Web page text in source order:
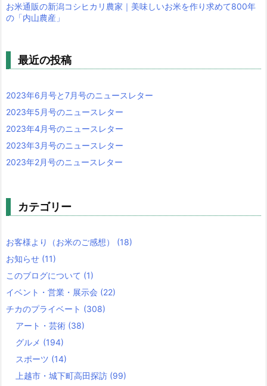
お米通販の新潟コシヒカリ農家｜美味しいお米を作り求めて800年
の「内山農産」
最近の投稿
2023年6月号と7月号のニュースレター
2023年5月号のニュースレター
2023年4月号のニュースレター
2023年3月号のニュースレター
2023年2月号のニュースレター
カテゴリー
お客様より（お米のご感想） (18)
お知らせ (11)
このブログについて (1)
イベント・営業・展示会 (22)
チカのプライベート (308)
アート・芸術 (38)
グルメ (194)
スポーツ (14)
上越市・城下町高田探訪 (99)